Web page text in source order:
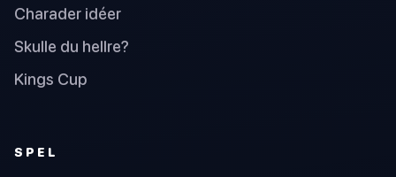
Charader idéer
Skulle du hellre?
Kings Cup
SPEL